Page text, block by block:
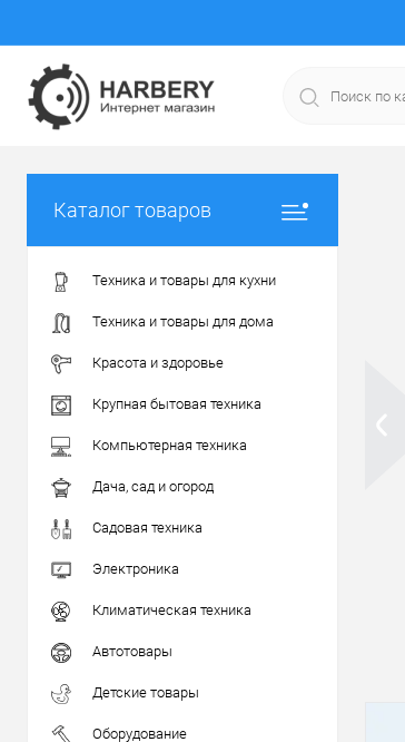
Каталог товаров
Техника и товары для кухни
Техника и товары для дома
Красота и здоровье
Крупная бытовая техника
Компьютерная техника
Дача, сад и огород
Садовая техника
Электроника
Климатическая техника
Автотовары
Детские товары
Оборудование